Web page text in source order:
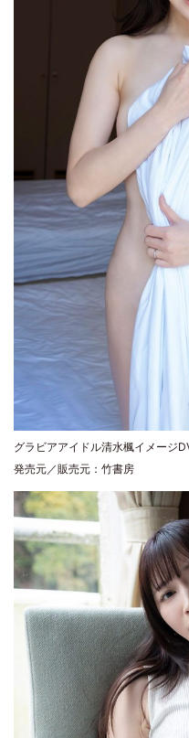
グラビアアイドル清水楓イメージ
発売元／販売元：竹書房